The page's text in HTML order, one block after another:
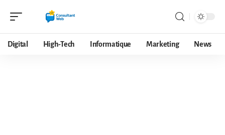
Digital High-Tech Informatique Marketing News